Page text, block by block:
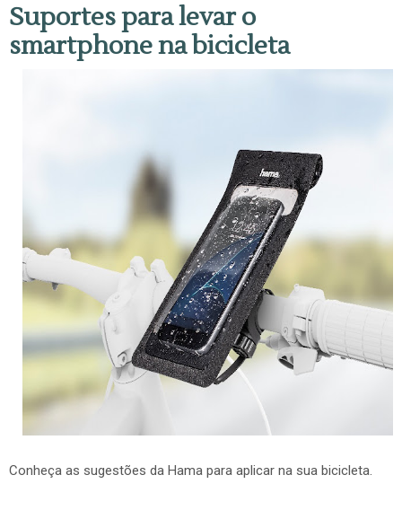
Suportes para levar o
smartphone na bicicleta
Conheça as sugestões da Hama para aplicar na sua bicicleta.